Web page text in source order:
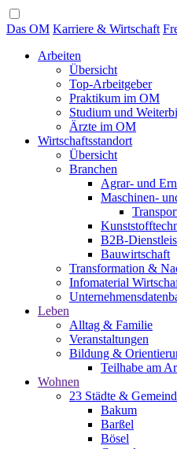
Das OM Karriere & Wirtschaft
Arbeiten
Übersicht
Top-Arbeitgeber
Praktikum im OM
Studium und
Ärzte im OM
Wirtschaftsstandort
Übersicht
Branchen
Agrar- und
Maschinen-
B2B-
Bauwirtschaft
Transformation &
Infomaterial
Leben
Alltag & Familie
Veranstaltungen
Bildung &
Teilhabe am
Wohnen
23 Städte &
Bakum
Barßel
Bösel